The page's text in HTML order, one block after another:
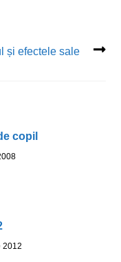
și efectele sale
copil
2012